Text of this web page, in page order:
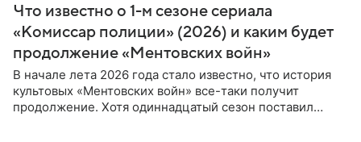
Что известно о 1-м сезоне сериала
«Комиссар полиции» (2026) и каким будет
продолжение «Ментовских войн»
В начале лета 2026 года стало известно, что история
культовых «Ментовских войн» все-таки получит
продолжение. Хотя одиннадцатый сезон поставил